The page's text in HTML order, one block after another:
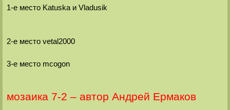
1-е место Katuska и Vladusik
2-е место vetal2000
3-е место mcogon
мозаика 7-2 – автор Андрей Ермаков